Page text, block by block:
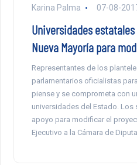
Karina Palma 07-08-
Universidades
Nueva Mayoría para
Representantes de los
parlamentarios oficialistas
piense y se comprometa con
universidades del Estado. Los
apoyo para modificar el
Ejecutivo a la Cámara de